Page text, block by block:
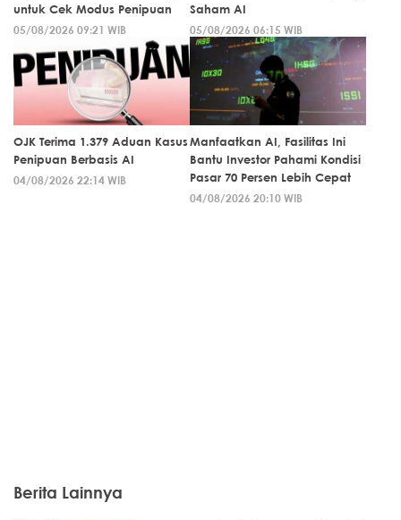
untuk Cek Modus Penipuan
05/08/2026 09:21 WIB
Saham AI
05/08/2026 06:15 WIB
OJK Terima 1.379 Aduan Kasus
Penipuan Berbasis AI
04/08/2026 22:14 WIB
Manfaatkan AI, Fasilitas Ini
Bantu Investor Pahami Kondisi
Pasar 70 Persen Lebih Cepat
04/08/2026 20:10 WIB
Berita Lainnya